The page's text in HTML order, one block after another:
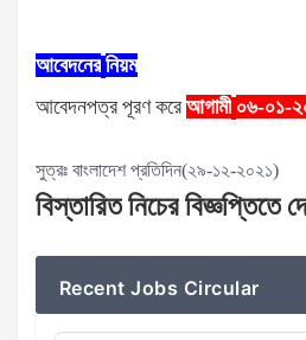
আবেদনের নিয়ম
আবেদনপত্র পূরণ করে আগামী ০৬-০১-
সুত্রঃ বাংলাদেশ প্রতিদিন(২৯-১২-২০২১)
বিস্তারিতনিচেরবিজ্ঞপ্তিতে
Recent Jobs Circular